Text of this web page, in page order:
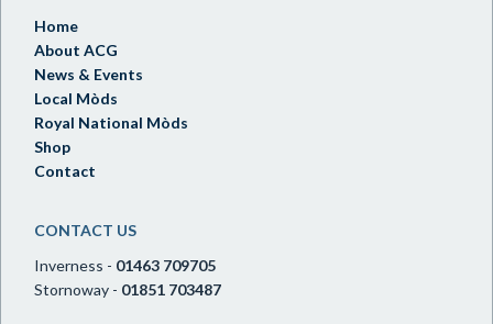
Home
About ACG
News & Events
Local Mòds
Royal National Mòds
Shop
Contact
CONTACT US
Inverness - 01463 709705
Stornoway - 01851 703487